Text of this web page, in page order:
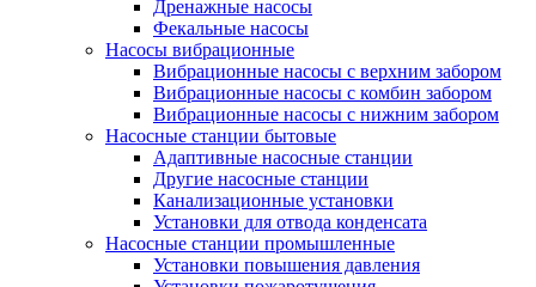
Дренажные насосы
Фекальные насосы
Насосы вибрационные
Вибрационные насосы с верхним забором
Вибрационные насосы с комбин забором
Вибрационные насосы с нижним забором
Насосные станции бытовые
Адаптивные насосные станции
Другие насосные станции
Канализационные установки
Установки для отвода конденсата
Насосные станции промышленные
Установки повышения давления